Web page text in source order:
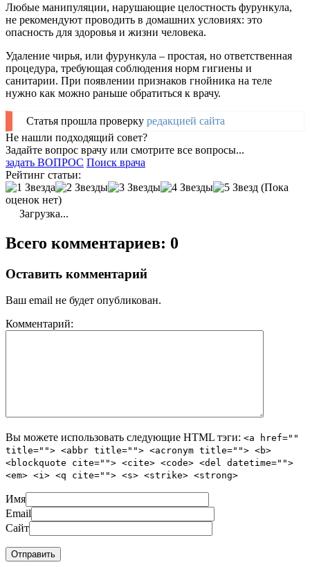
Любые манипуляции, нарушающие целостность фурункула,
не рекомендуют проводить в домашних условиях: это
опасность для здоровья и жизни человека.
Удаление чирья, или фурункула – простая, но ответственная
процедура, требующая соблюдения норм гигиены и
санитарии. При появлении признаков гнойника на теле
нужно как можно раньше обратиться к врачу.
Статья прошла проверку редакцией сайта
Не нашли подходящий совет?
Задайте вопрос врачу или смотрите все вопросы...
задать ВОПРОС Поиск врача
Рейтинг статьи:
(Пока
оценок нет)
Загрузка...
Всего комментариев: 0
Оставить комментарий
Ваш email не будет опубликован.
Комментарий:
Вы можете использовать следующие HTML тэги: <a href=""
title=""> <abbr title=""> <acronym title=""> <b>
<blockquote cite=""> <cite> <code> <del datetime="">
<em> <i> <q cite=""> <s> <strike> <strong>
Имя
Email
Сайт